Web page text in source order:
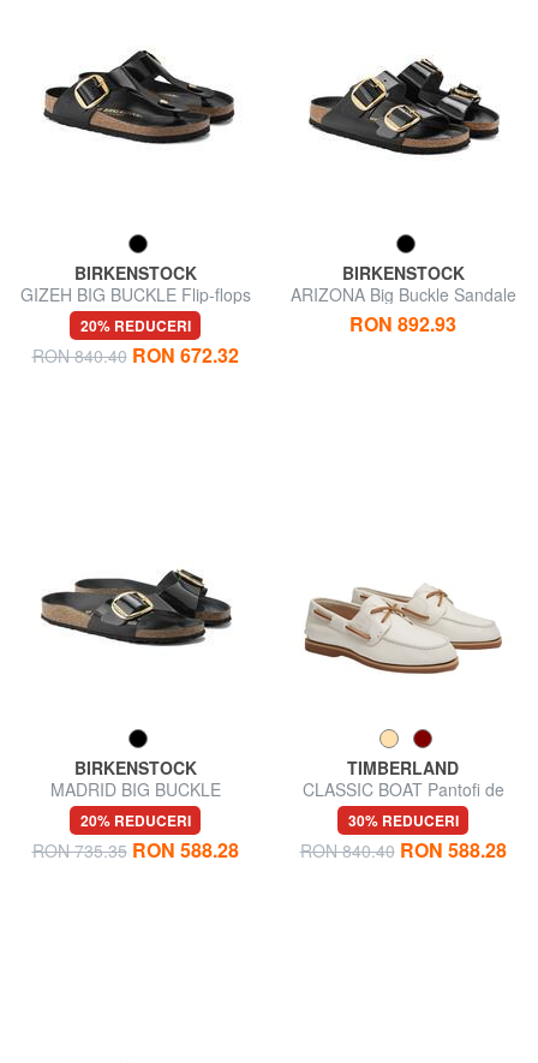
BIRKENSTOCK
GIZEH BIG BUCKLE Flip-flops
din piele lacuita
20% REDUCERI
RON 840.40 RON 672.32
BIRKENSTOCK
ARIZONA Big Buckle Sandale
papuci din piele
RON 892.93
BIRKENSTOCK
MADRID BIG BUCKLE
Sandale din piele lacuita
20% REDUCERI
RON 735.35 RON 588.28
TIMBERLAND
CLASSIC BOAT Pantofi de
barca din piele
30% REDUCERI
RON 840.40 RON 588.28